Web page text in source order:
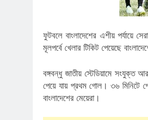
ফুটবলে বাংলাদেশের এশীয় পর্যায়ে
মূলপর্বে খেলার টিকিট পেয়েছে
বঙ্গবন্ধু জাতীয় স্টেডিয়ামে সংযুক্ত
পেয়ে যায় প্রথম গোল। ৩৬ মিনিটে
বাংলাদেশের মেয়েরা।